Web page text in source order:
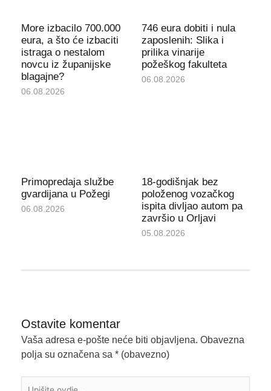
More izbacilo 700.000
eura, a što će izbaciti
istraga o nestalom
novcu iz županijske
blagajne?
06.08.2026
746 eura dobiti i nula
zaposlenih: Slika i
prilika vinarije
požeškog fakulteta
06.08.2026
Primopredaja službe
gvardijana u Požegi
06.08.2026
18-godišnjak bez
položenog vozačkog
ispita divljao autom pa
završio u Orljavi
05.08.2026
Ostavite komentar
Vaša adresa e-pošte neće biti objavljena. Obavezna
polja su označena sa * (obavezno)